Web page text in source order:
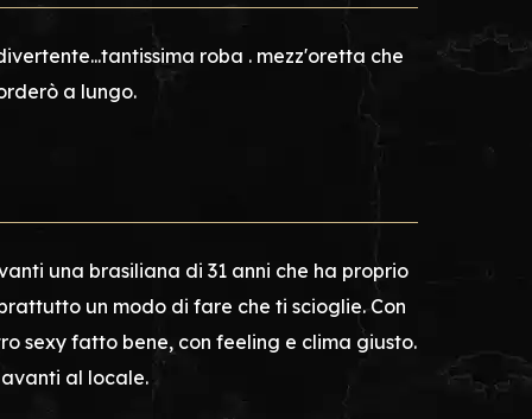
roba . mezz'oretta che
a lungo.
una brasiliana di 31 anni che ha proprio
un modo di fare che ti scioglie. Con
sexy fatto bene, con feeling e clima giusto.
al locale.